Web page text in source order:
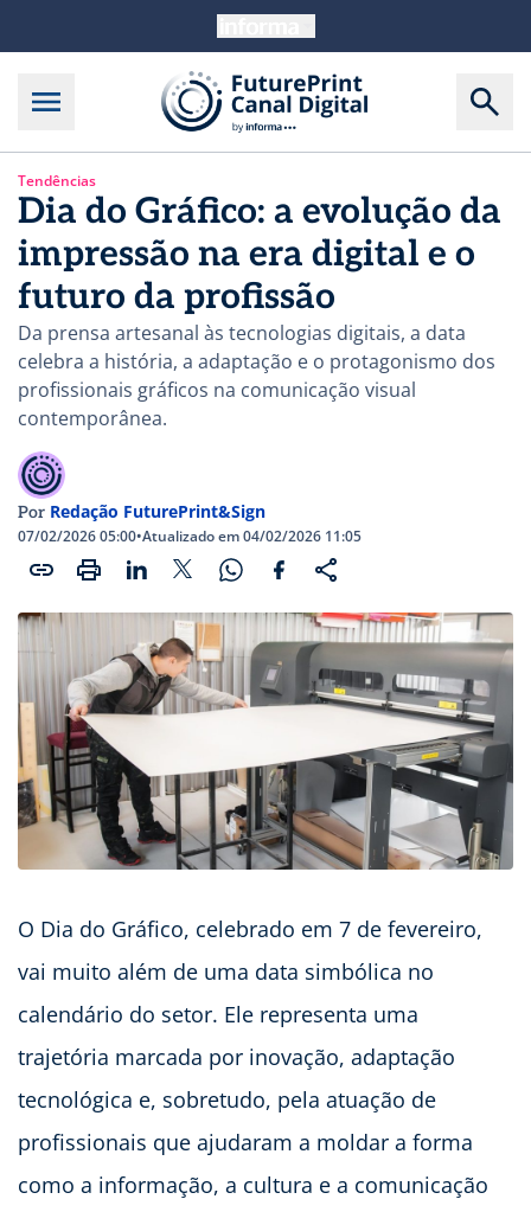
Tendências
Dia do Gráfico: a evolução da
impressão na era digital e o
futuro da profissão
Da prensa artesanal às tecnologias digitais, a data
celebra a história, a adaptação e o protagonismo dos
profissionais gráficos na comunicação visual
contemporânea.
Por Redação FuturePrint&Sign
07/02/2026 05:00•Atualizado em 04/02/2026 11:05
O Dia do Gráfico, celebrado em 7 de fevereiro,
vai muito além de uma data simbólica no
calendário do setor. Ele representa uma
trajetória marcada por inovação, adaptação
tecnológica e, sobretudo, pela atuação de
profissionais que ajudaram a moldar a forma
como a informação, a cultura e a comunicação